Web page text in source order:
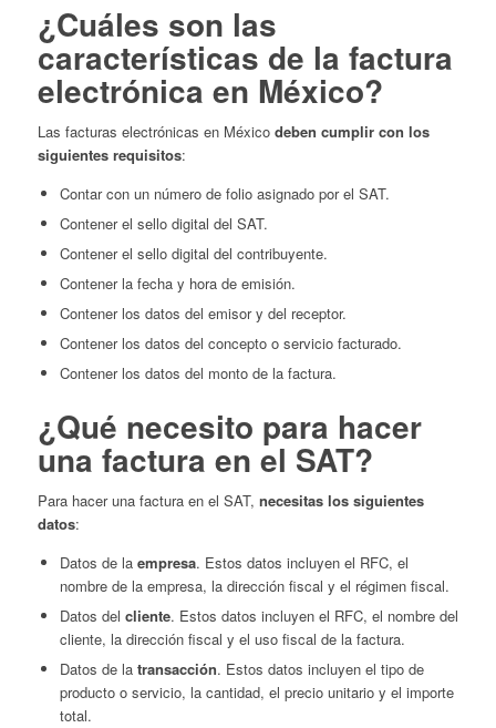
¿Cuáles son las
características de la factura
electrónica en México?
Las facturas electrónicas en México deben cumplir con los
siguientes requisitos:
Contar con un número de folio asignado por el SAT.
Contener el sello digital del SAT.
Contener el sello digital del contribuyente.
Contener la fecha y hora de emisión.
Contener los datos del emisor y del receptor.
Contener los datos del concepto o servicio facturado.
Contener los datos del monto de la factura.
¿Qué necesito para hacer
una factura en el SAT?
Para hacer una factura en el SAT, necesitas los siguientes
datos:
Datos de la empresa. Estos datos incluyen el RFC, el
nombre de la empresa, la dirección fiscal y el régimen fiscal.
Datos del cliente. Estos datos incluyen el RFC, el nombre del
cliente, la dirección fiscal y el uso fiscal de la factura.
Datos de la transacción. Estos datos incluyen el tipo de
producto o servicio, la cantidad, el precio unitario y el importe
total.